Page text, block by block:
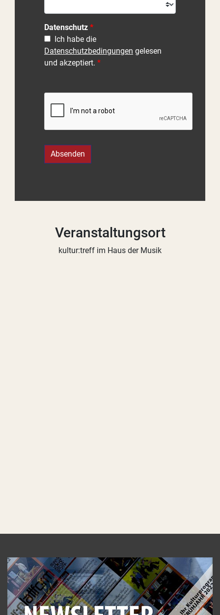
Datenschutz
Ich habe die
Datenschutzbedingungen gelesen
und akzeptiert.
Absenden
Veranstaltungsort
kultur:treff im Haus der Musik